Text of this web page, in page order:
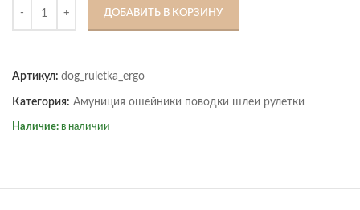
ДОБАВИТЬ В КОРЗИНУ
Артикул: dog_ruletka_ergo
Категория: Амуниция ошейники поводки шлеи рулетки
Наличие: в наличии